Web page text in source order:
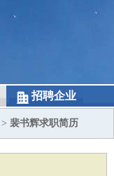
招聘企业
> 裴书辉求职简历